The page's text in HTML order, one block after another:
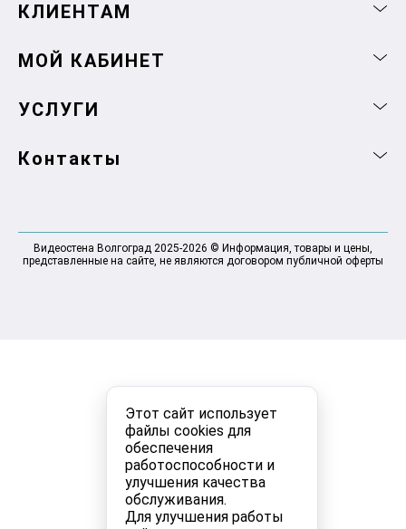
Этот сайт использует
файлы cookies для
обеспечения
работоспособности и
улучшения качества
обслуживания.
Для улучшения работы
КЛИЕНТАМ
МОЙ КАБИНЕТ
УСЛУГИ
Контакты
Видеостена Волгоград 2025-2026 © Информация, товары и цены,
представленные на сайте, не являются договором публичной оферты